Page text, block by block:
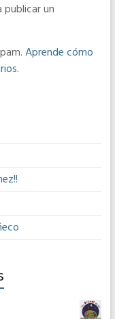
publicar un
Aprende cómo
.